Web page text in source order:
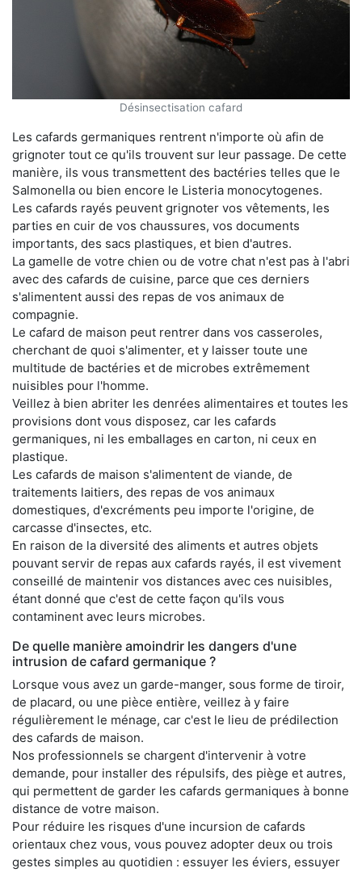
Désinsectisation cafard
Les cafards germaniques rentrent n'importe où afin de
grignoter tout ce qu'ils trouvent sur leur passage. De cette
manière, ils vous transmettent des bactéries telles que le
Salmonella ou bien encore le Listeria monocytogenes.
Les cafards rayés peuvent grignoter vos vêtements, les
parties en cuir de vos chaussures, vos documents
importants, des sacs plastiques, et bien d'autres.
La gamelle de votre chien ou de votre chat n'est pas à l'abri
avec des cafards de cuisine, parce que ces derniers
s'alimentent aussi des repas de vos animaux de
compagnie.
Le cafard de maison peut rentrer dans vos casseroles,
cherchant de quoi s'alimenter, et y laisser toute une
multitude de bactéries et de microbes extrêmement
nuisibles pour l'homme.
Veillez à bien abriter les denrées alimentaires et toutes les
provisions dont vous disposez, car les cafards
germaniques, ni les emballages en carton, ni ceux en
plastique.
Les cafards de maison s'alimentent de viande, de
traitements laitiers, des repas de vos animaux
domestiques, d'excréments peu importe l'origine, de
carcasse d'insectes, etc.
En raison de la diversité des aliments et autres objets
pouvant servir de repas aux cafards rayés, il est vivement
conseillé de maintenir vos distances avec ces nuisibles,
étant donné que c'est de cette façon qu'ils vous
contaminent avec leurs microbes.
De quelle manière amoindrir les dangers d'une
intrusion de cafard germanique ?
Lorsque vous avez un garde-manger, sous forme de tiroir,
de placard, ou une pièce entière, veillez à y faire
régulièrement le ménage, car c'est le lieu de prédilection
des cafards de maison.
Nos professionnels se chargent d'intervenir à votre
demande, pour installer des répulsifs, des piège et autres,
qui permettent de garder les cafards germaniques à bonne
distance de votre maison.
Pour réduire les risques d'une incursion de cafards
orientaux chez vous, vous pouvez adopter deux ou trois
gestes simples au quotidien : essuyer les éviers, essuyer